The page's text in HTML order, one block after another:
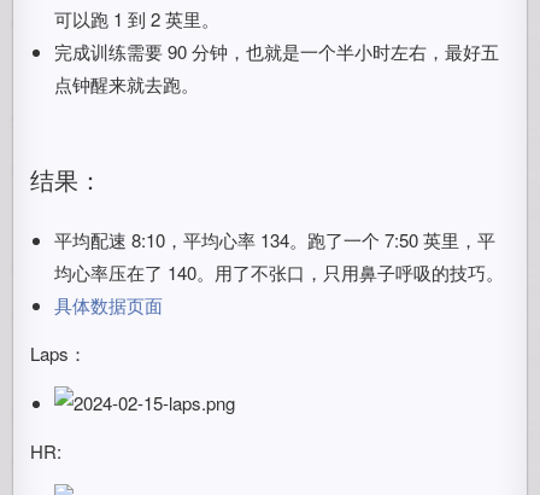
可以跑 1 到 2 英里。
完成训练需要 90 分钟，也就是一个半小时左右，最好五
点钟醒来就去跑。
结果：
平均配速 8:10，平均心率 134。跑了一个 7:50 英里，平
均心率压在了 140。用了不张口，只用鼻子呼吸的技巧。
具体数据页面
Laps：
HR: